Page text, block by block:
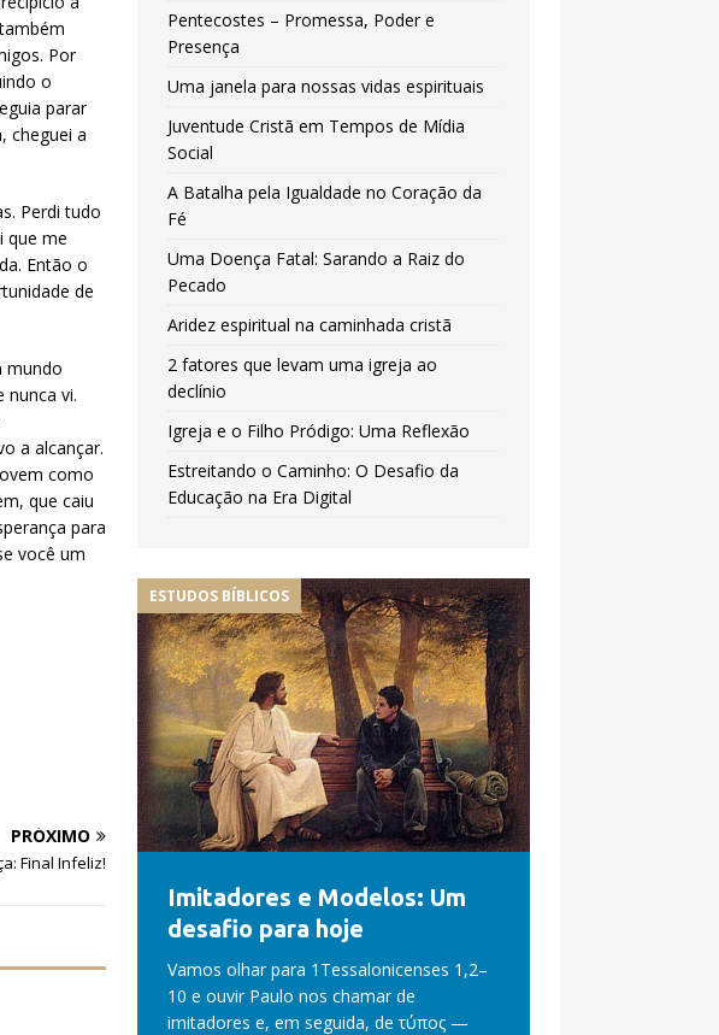
Por
o
parar
cheguei a
Perdi tudo
que me
Então o
de
mundo
nunca vi.
a alcançar.
como
que caiu
para
você um
PRÓXIMO
Final Infeliz!
Pentecostes – Promessa, Poder e
Presença
Uma janela para nossas vidas espirituais
Juventude Cristã em Tempos de Mídia
Social
A Batalha pela Igualdade no Coração da
Fé
Uma Doença Fatal: Sarando a Raiz do
Pecado
Aridez espiritual na caminhada cristã
2 fatores que levam uma igreja ao
declínio
Igreja e o Filho Pródigo: Uma Reflexão
Estreitando o Caminho: O Desafio da
Educação na Era Digital
ESTUDOS BÍBLICOS
Imitadores e Modelos: Um
desafio para hoje
Vamos olhar para 1Tessalonicenses 1,2–
10 e ouvir Paulo nos chamar de
imitadores e, em seguida, de τύπος —